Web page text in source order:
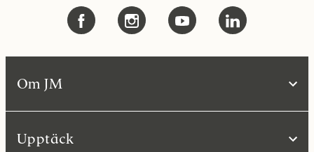
Om JM
Upptäck